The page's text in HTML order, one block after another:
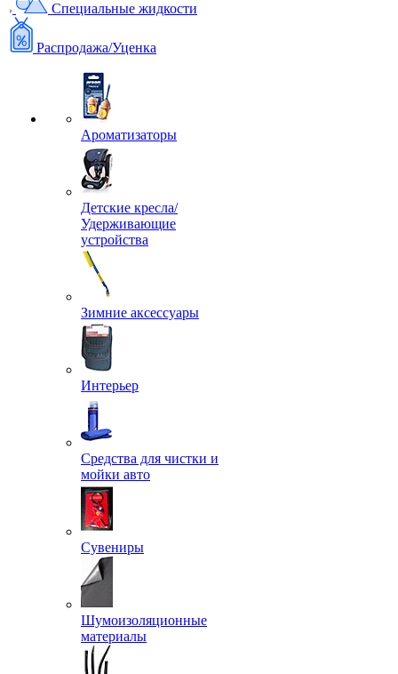
Специальные жидкости
Распродажа/Уценка
Ароматизаторы
Детские кресла/
Удерживающие
устройства
Зимние аксессуары
Интерьер
Средства для чистки и
мойки авто
Сувениры
Шумоизоляционные
материалы